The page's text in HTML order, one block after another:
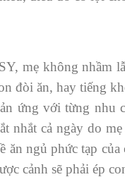
mẹ không nhầm
đòi ăn, hay tiếng
ứng với từng nhu
nhắt cả ngày do
ăn ngủ phức tạp
cảnh sẽ phải ép